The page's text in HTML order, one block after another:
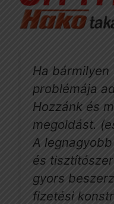
Ha
problémája
Hozzánk és
megoldást.
A
és
gyors
fizetési